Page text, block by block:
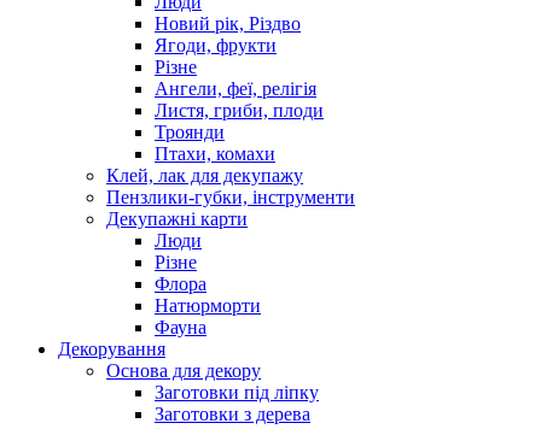
Новий рік, Різдво
Ягоди, фрукти
Різне
Ангели, феї, релігія
Листя, гриби, плоди
Троянди
Птахи, комахи
Клей, лак для декупажу
Пензлики-губки, інструменти
Декупажні карти
Люди
Різне
Флора
Натюрморти
Фауна
Декорування
Основа для декору
Заготовки під ліпку
Заготовки з дерева